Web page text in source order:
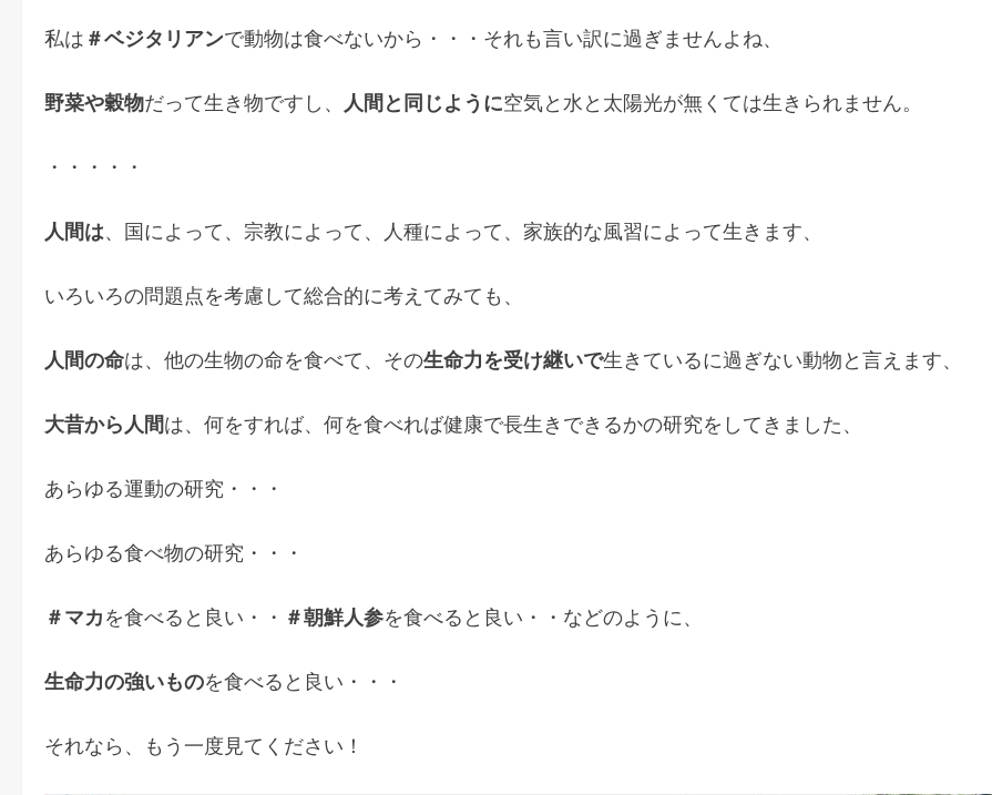
私は ＃ベジタリアンで動物は食べないから・・・それも言い訳に過ぎませんよね、
野菜や穀物だって生き物ですし、 人間と同じように空気と水と太陽光が無くては生きられません。
・・・・・
人間は、国によって、宗教によって、人種によって、家族的な風習によって生きます、
いろいろの問題点を考慮して総合的に考えてみても、
人間の命は、他の生物の命を食べて、その生命力を受け継いで生きているに過ぎない動物と言えます、
大昔から人間は、何をすれば、何を食べれば健康で長生きできるかの研究をしてきました、
あらゆる運動の研究・・・
あらゆる食べ物の研究・・・
＃マカを食べると良い・・ ＃朝鮮人参を食べると良い・・などのように、
生命力の強いものを食べると良い・・・
それなら、もう一度見てください！